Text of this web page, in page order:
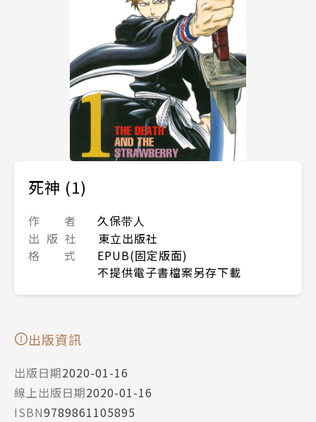
死神 (1)
作 者
久保带人
出 版 社
東立出版社
格 式
EPUB(固定版面)
不提供電子書檔案另存下載
出版資訊
出版日期2020-01-16
線上出版日期2020-01-16
ISBN9789861105895